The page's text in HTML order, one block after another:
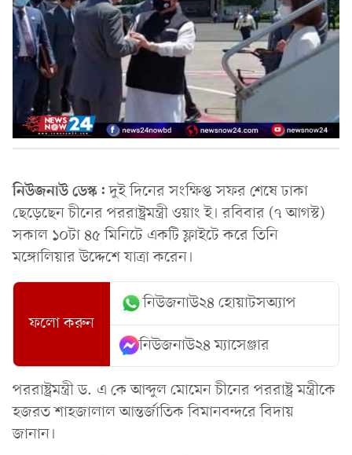
নিউজনাউ ডেস্ক:দুই দিনের সংক্ষিপ্ত সফর শেষে ঢাকা
ছেড়েছেন চীনের পররাষ্ট্রমন্ত্রী ওয়াং ই। রবিবার (৭ আগস্ট)
সকাল ১০টা ৪৫ মি‌নিটে একটি ফ্লাইটে করে তিনি
মঙ্গো‌লিয়ার উদ্দেশে যাত্রা করেন।
ফলো করুন
নিউজনাউ২৪ হোয়াটসঅ্যাপ
নিউজনাউ২৪ ম্যাসেঞ্জার
পররাষ্ট্রমন্ত্রী ড. এ কে আব্দুল মোমেন চীনের পররাষ্ট্র মন্ত্রীকে
হজরত শাহজালাল আন্তর্জাতিক বিমানবন্দরে বিদায়
জানান।